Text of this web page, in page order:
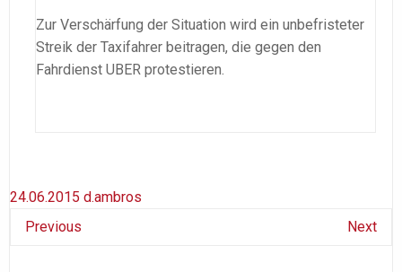
Zur Verschärfung der Situation wird ein unbefristeter
Streik der Taxifahrer beitragen, die gegen den
Fahrdienst UBER protestieren.
24.06.2015 d.ambros
Previous
Next